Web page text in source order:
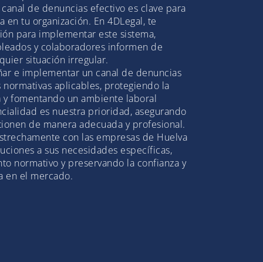
de denuncias efectivo es clave para
en tu organización. En 4DLegal, te
para implementar este sistema,
y colaboradores informen de
situación irregular.
e implementar un canal de denuncias
aplicables, protegiendo la
fomentando un ambiente laboral
es nuestra prioridad, asegurando
de manera adecuada y profesional.
con las empresas de Huelva
a sus necesidades específicas,
normativo y preservando la confianza y
en el mercado.